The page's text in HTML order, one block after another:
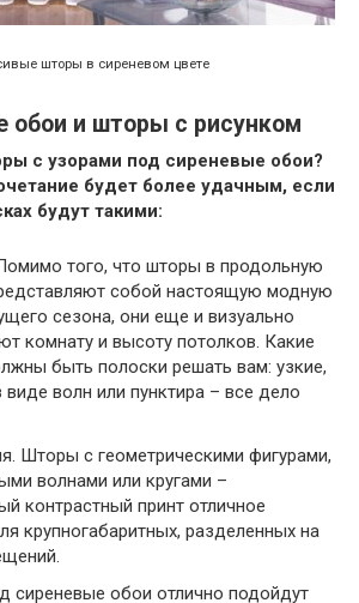
шторы в сиреневом цвете
обои и шторы с рисунком
с узорами под сиреневые обои?
будет более удачным, если
будут такими:
того, что шторы в продольную
собой настоящую модную
сезона, они еще и визуально
комнату и высоту потолков. Какие
быть полоски решать вам: узкие,
виде волн или пунктира – все дело
Шторы с геометрическими фигурами,
волнами или кругами –
контрастный принт отличное
крупногабаритных, разделенных на
сиреневые обои отлично подойдут